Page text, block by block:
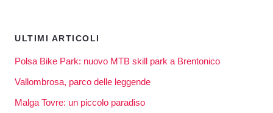
ULTIMI ARTICOLI
Polsa Bike Park: nuovo MTB skill park a Brentonico
Vallombrosa, parco delle leggende
Malga Tovre: un piccolo paradiso